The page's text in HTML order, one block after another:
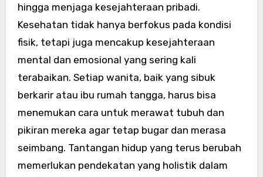
hingga menjaga kesejahteraan pribadi.
Kesehatan tidak hanya berfokus pada kondisi
fisik, tetapi juga mencakup kesejahteraan
mental dan emosional yang sering kali
terabaikan. Setiap wanita, baik yang sibuk
berkarir atau ibu rumah tangga, harus bisa
menemukan cara untuk merawat tubuh dan
pikiran mereka agar tetap bugar dan merasa
seimbang. Tantangan hidup yang terus berubah
memerlukan pendekatan yang holistik dalam